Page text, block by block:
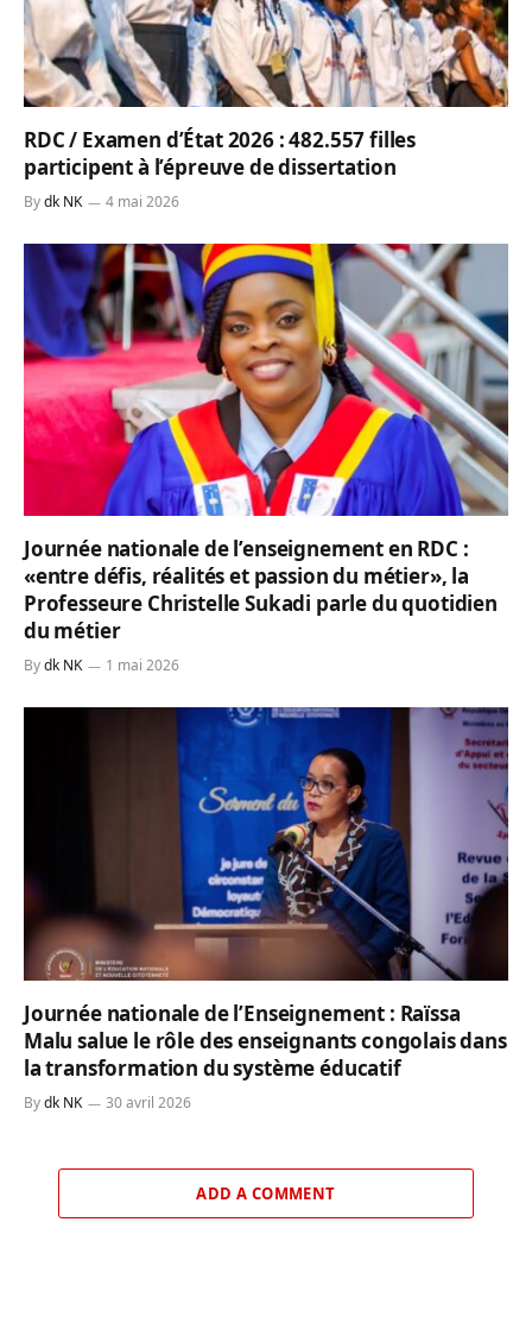
RDC / Examen d’État 2026 : 482.557 filles
participent à l’épreuve de dissertation
Bydk NK 4 mai 2026
Journée nationale de l’enseignement en RDC :
«entre défis, réalités et passion du métier», la
Professeure Christelle Sukadi parle du quotidien
du métier
Bydk NK 1 mai 2026
Journée nationale de l’Enseignement : Raïssa
Malu salue le rôle des enseignants congolais dans
la transformation du système éducatif
Bydk NK 30 avril 2026
ADD A COMMENT